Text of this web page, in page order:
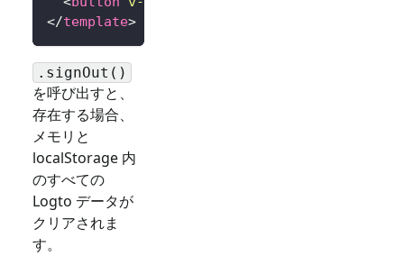
</template>
.signOut()
を呼び出すと、
存在する場合、
メモリと
localStorage 内
のすべての
Logto データが
クリアされま
す。